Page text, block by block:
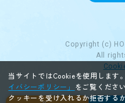
Copyright (c)
All
当サイトではCookieを使用します
イバシーポリシー」 をご覧ください
クッキーを受け入れるか拒否する